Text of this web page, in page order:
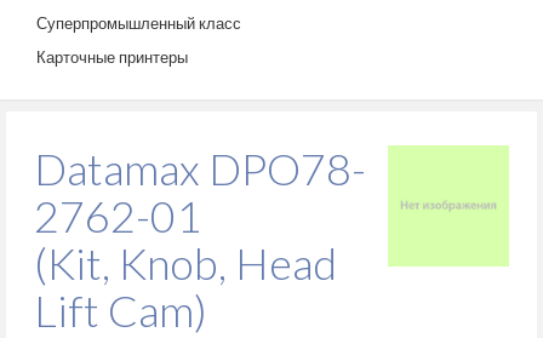
Суперпромышленный класс
Карточные принтеры
Datamax DPO78-
2762-01
(Kit, Knob, Head
Lift Cam)